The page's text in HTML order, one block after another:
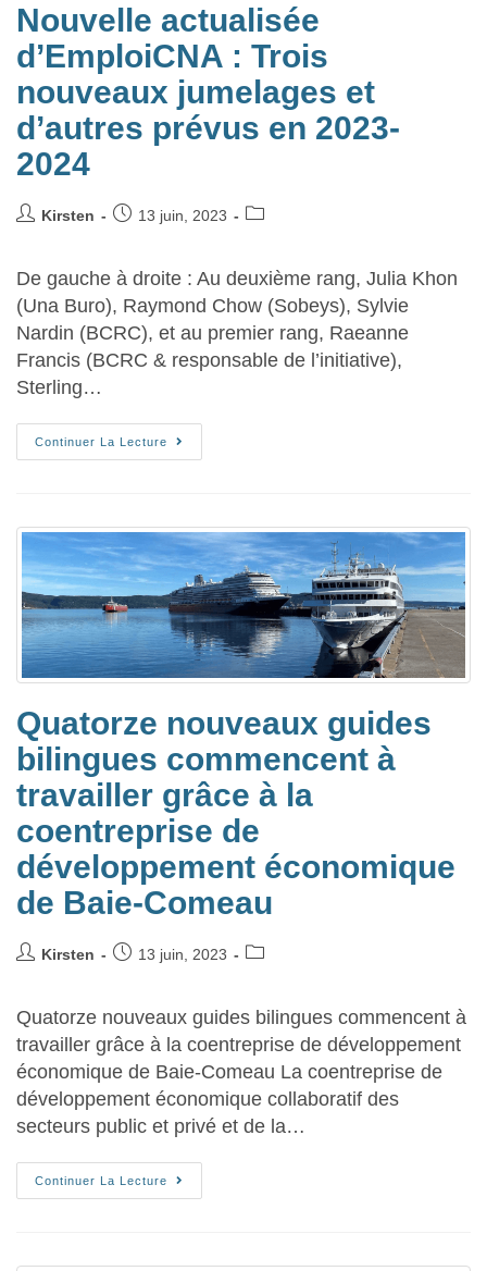
Nouvelle actualisée
d’EmploiCNA : Trois
nouveaux jumelages et
d’autres prévus en 2023-
2024
Kirsten 13 juin, 2023
De gauche à droite : Au deuxième rang, Julia Khon
(Una Buro), Raymond Chow (Sobeys), Sylvie
Nardin (BCRC), et au premier rang, Raeanne
Francis (BCRC & responsable de l’initiative),
Sterling…
Continuer La Lecture
Quatorze nouveaux guides
bilingues commencent à
travailler grâce à la
coentreprise de
développement économique
de Baie-Comeau
Kirsten 13 juin, 2023
Quatorze nouveaux guides bilingues commencent à
travailler grâce à la coentreprise de développement
économique de Baie-Comeau La coentreprise de
développement économique collaboratif des
secteurs public et privé et de la…
Continuer La Lecture